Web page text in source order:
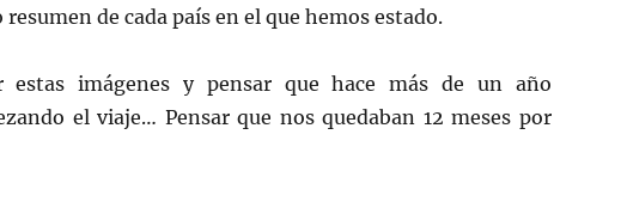
de cada país en el que hemos estado.
estas imágenes y pensar que hace más de un año
el viaje… Pensar que nos quedaban 12 meses por